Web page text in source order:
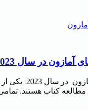
در سال 2023
پرفروش‌ ترین کتاب‌ های سایت آمازون در سال 2023 یکی از
کتاب هستند.